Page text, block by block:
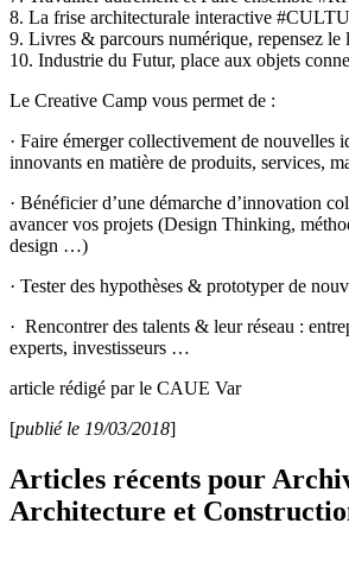
8. La frise architecturale interactive
9. Livres & parcours numérique, repensez
10. Industrie du Futur, place aux objets
Le Creative Camp vous permet de :
· Faire émerger collectivement de nouvelles
innovants en matière de produits, services,
· Bénéficier d’une démarche d’innovation
avancer vos projets (Design Thinking,
design …)
· Tester des hypothèses & prototyper de
· Rencontrer des talents & leur réseau :
experts, investisseurs …
article rédigé par le CAUE Var
[publié le 19/03/2018]
Articles récents pour
Architecture et